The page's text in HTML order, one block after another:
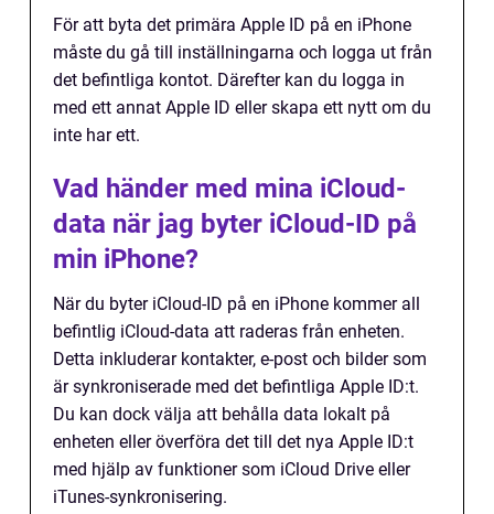
För att byta det primära Apple ID på en iPhone
måste du gå till inställningarna och logga ut från
det befintliga kontot. Därefter kan du logga in
med ett annat Apple ID eller skapa ett nytt om du
inte har ett.
Vad händer med mina iCloud-
data när jag byter iCloud-ID på
min iPhone?
När du byter iCloud-ID på en iPhone kommer all
befintlig iCloud-data att raderas från enheten.
Detta inkluderar kontakter, e-post och bilder som
är synkroniserade med det befintliga Apple ID:t.
Du kan dock välja att behålla data lokalt på
enheten eller överföra det till det nya Apple ID:t
med hjälp av funktioner som iCloud Drive eller
iTunes-synkronisering.